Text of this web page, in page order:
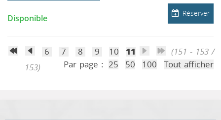
Réserver
Disponible
6 7 8 9 10 11
(151 - 153 /
153)
Par page : 25 50 100 Tout afficher